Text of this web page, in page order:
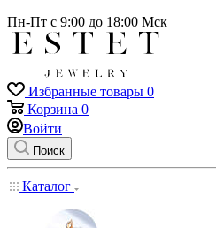
Пн-Пт с 9:00 до 18:00 Мск
Избранные товары 0
Корзина 0
Войти
Поиск
Каталог